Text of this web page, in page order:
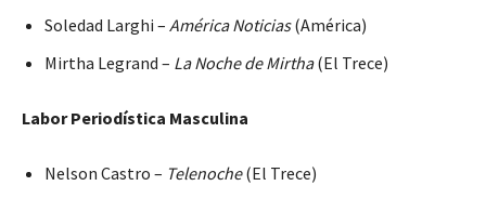
Soledad Larghi – América Noticias(América)
Mirtha Legrand – La Noche de Mirtha(El Trece)
Labor Periodística Masculina
Nelson Castro – Telenoche(El Trece)